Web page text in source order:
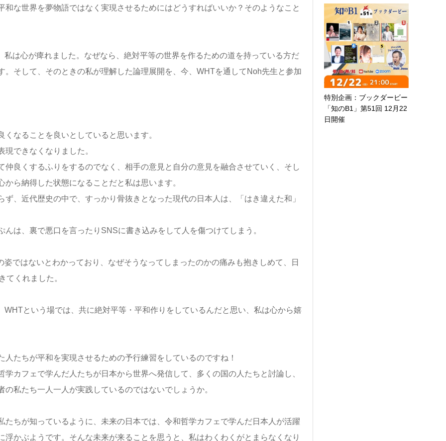
な世界を夢物語ではなく実現させるためにはどうすればいいか？そのようなこと
は心が痺れました。なぜなら、絶対平等の世界を作るための道を持っている方だ
そして、そのときの私が理解した論理展開を、今、WHTを通してNoh先生と参加
なることを良いとしていると思います。
できなくなりました。
良くするふりをするのでなく、相手の意見と自分の意見を融合させていく、そし
ら納得した状態になることだと私は思います。
、近代歴史の中で、すっかり骨抜きとなった現代の日本人は、「はき違えた和」
は、裏で悪口を言ったりSNSに書き込みをして人を傷つけてしまう。
ではないとわかっており、なぜそうなってしまったのかの痛みも抱きしめて、日
てくれました。
という場では、共に絶対平等・平和作りをしているんだと思い、私は心から嬉
たちが平和を実現させるための予行練習をしているのですね！
カフェで学んだ人たちが日本から世界へ発信して、多くの国の人たちと討論し、
私たち一人一人が実践しているのではないでしょうか。
ちが知っているように、未来の日本では、令和哲学カフェで学んだ日本人が活躍
かぶようです。そんな未来が来ることを思うと、私はわくわくがとまらなくなり
特別企画：ブックダービー
「知のB1」第51回 12月22
日開催